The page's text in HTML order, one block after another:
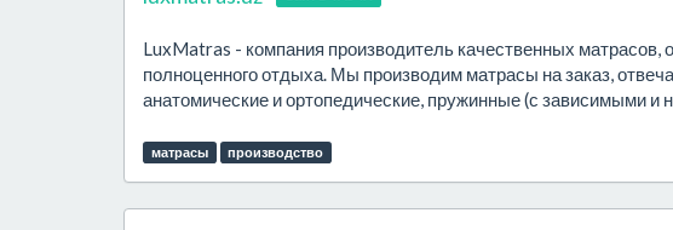
LuxMatras - компания производитель качественных
полноценного отдыха. Мы производим матрасы на заказ,
анатомические и ортопедические, пружинные (с зависимыми
матрасы производство